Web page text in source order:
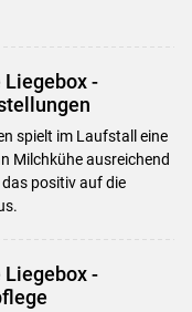
-
spielt im Laufstall eine
Milchkühe ausreichend
das positiv auf die
-